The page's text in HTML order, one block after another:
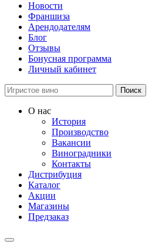
Новости
Франшиза
Арендодателям
Блог
Отзывы
Бонусная программа
Личный кабинет
Поиск
О нас
История
Производство
Вакансии
Виноградники
Контакты
Дистрибуция
Каталог
Акции
Магазины
Предзаказ